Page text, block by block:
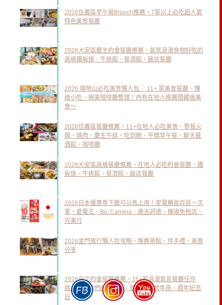
2026信義區早午餐Brunch推薦，7家以上必吃超人氣
特色美食餐廳
2026大安區慶生約會餐廳推薦，氣氛浪漫食物好吃的
高級鐵板燒、牛排館、餐酒館、飯店餐廳
2026 陽明山必吃美食懶人包｜ 11+ 家美食餐廳、傳
統小吃、網美咖啡廳整理！內有在地人推薦隱藏版美
食～
2026信義區餐廳推薦，11+在地人必吃美食、聚餐火
鍋、燒肉、慶生牛排、吃到飽、平價早午餐、聊天餐
酒館、咖啡廳
2026大安區高級餐廳推薦，在地人必吃約會餐廳、鐵
板燒、牛排館、餐酒館、飯店餐廳
2026日本優惠券下載可以馬上用！家電藥妝百貨一次
拿，愛電王、Bic Camera、唐吉訶德、機場免稅店、
完美行
2026金門旅行懶人包攻略，推薦景點、伴手禮、美食
分享
2026台北約會餐廳推薦，15+家浪漫氣氛餐廳任你
挑，加溫你們的情人節、聖誕節、跨年夜、週年紀念
日